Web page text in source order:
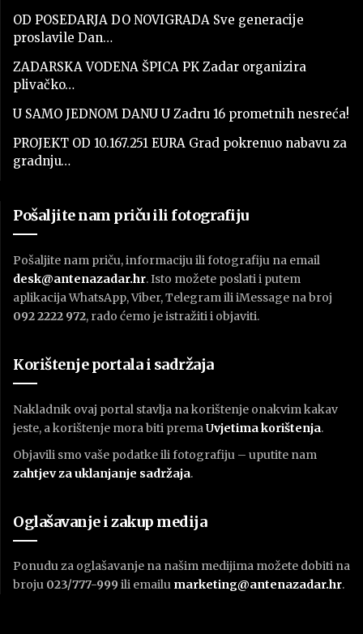
OD POSEDARJA DO NOVIGRADA Sve generacije
proslavile Dan…
ZADARSKA VODENA ŠPICA PK Zadar organizira
plivačko…
U SAMO JEDNOM DANU U Zadru 16 prometnih nesreća!
PROJEKT OD 10.167.251 EURA Grad pokrenuo nabavu za
gradnju…
Pošaljite nam priču ili fotografiju
Pošaljite nam priču, informaciju ili fotografiju na email
desk@antenazadar.hr. Isto možete poslati i putem
aplikacija WhatsApp, Viber, Telegram ili iMessage na broj
092 2222 972, rado ćemo je istražiti i objaviti.
Korištenje portala i sadržaja
Nakladnik ovaj portal stavlja na korištenje onakvim kakav
jeste, a korištenje mora biti prema Uvjetima korištenja.
Objavili smo vaše podatke ili fotografiju – uputite nam
zahtjev za uklanjanje sadržaja.
Oglašavanje i zakup medija
Ponudu za oglašavanje na našim medijima možete dobiti na
broju 023/777-999 ili emailu marketing@antenazadar.hr.